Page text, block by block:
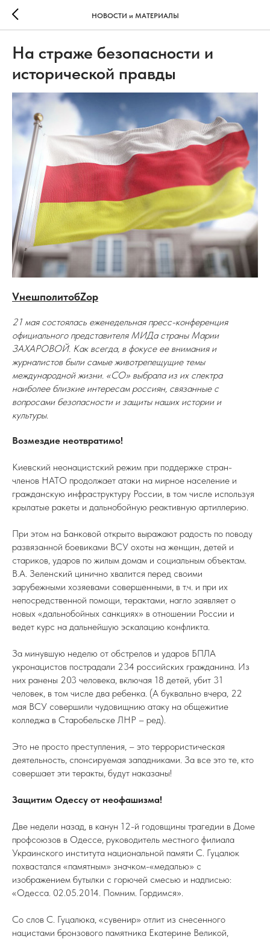
НОВОСТИ и МАТЕРИАЛЫ
На страже безопасности и
исторической правды
VнешполитобZор
21 мая состоялась еженедельная пресс-конференция
официального представителя МИДа страны Марии
ЗАХАРОВОЙ. Как всегда, в фокусе ее внимания и
журналистов были самые животрепещущие темы
международной жизни. «СО» выбрала из их спектра
наиболее близкие интересам россиян, связанные с
вопросами безопасности и защиты наших истории и
культуры.
Возмездие неотвратимо!
Киевский неонацистский режим при поддержке стран-
членов НАТО продолжает атаки на мирное население и
гражданскую инфраструктуру России, в том числе используя
крылатые ракеты и дальнобойную реактивную артиллерию.
При этом на Банковой открыто выражают радость по поводу
развязанной боевиками ВСУ охоты на женщин, детей и
стариков, ударов по жилым домам и социальным объектам.
В.А. Зеленский цинично хвалится перед своими
зарубежными хозяевами совершенными, в т.ч. и при их
непосредственной помощи, терактами, нагло заявляет о
новых «дальнобойных санкциях» в отношении России и
ведет курс на дальнейшую эскалацию конфликта.
За минувшую неделю от обстрелов и ударов БПЛА
укронацистов пострадали 234 российских гражданина. Из
них ранены 203 человека, включая 18 детей, убит 31
человек, в том числе два ребенка. (А буквально вчера, 22
мая ВСУ совершили чудовищнию атаку на общежитие
колледжа в Старобельске ЛНР – ред).
Это не просто преступления, – это террористическая
деятельность, спонсируемая западниками. За все это те, кто
совершает эти теракты, будут наказаны!
Защитим Одессу от неофашизма!
Две недели назад, в канун 12-й годовщины трагедии в Доме
профсоюзов в Одессе, руководитель местного филиала
Украинского института национальной памяти С. Гуцалюк
похвастался «памятным» значком-«медалью» с
изображением бутылки с горючей смесью и надписью:
«Одесса. 02.05.2014. Помним. Гордимся».
Со слов С. Гуцалюка, «сувенир» отлит из снесенного
нацистами бронзового памятника Екатерине Великой,